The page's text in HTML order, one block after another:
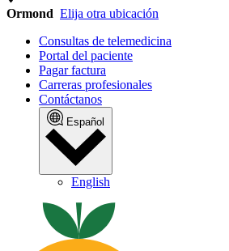
Ormond Elija otra ubicación
Consultas de telemedicina
Portal del paciente
Pagar factura
Carreras profesionales
Contáctanos
Español
English